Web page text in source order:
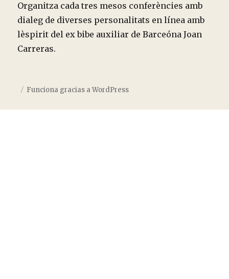
Organitza cada tres mesos conferències amb
dialeg de diverses personalitats en línea amb
lèspirit del ex bibe auxiliar de Barceóna Joan
Carreras.
Funciona gracias a WordPress